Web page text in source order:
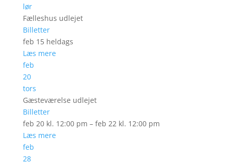
lør
Fælleshus udlejet
Billetter
feb 15 heldags
Læs mere
feb
20
tors
Gæsteværelse udlejet
Billetter
feb 20 kl. 12:00 pm – feb 22 kl. 12:00 pm
Læs mere
feb
28